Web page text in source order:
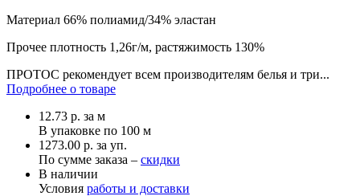
Материал 66% полиамид/34% эластан
Прочее плотность 1,26г/м, растяжимость 130%
ПРОТОС рекомендует всем производителям белья и три...
Подробнее о товаре
12.73 р. за м
В упаковке по 100 м
1273.00 р. за уп.
По сумме заказа – скидки
В наличии
Условия работы и доставки